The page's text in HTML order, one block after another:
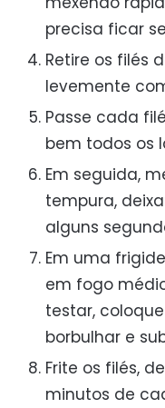
precisa ficar
Retire os filés
levemente
Passe cada
bem todos os
Em seguida,
tempura,
alguns
Em uma
em fogo
testar,
borbulhar e
Frite os filés,
minutos de